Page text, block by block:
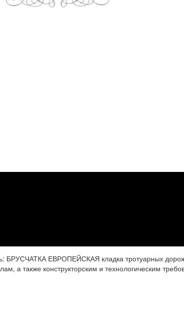
БРУСЧАТКА ЕВРОПЕЙСКАЯ кладка тротуарных
а также конструкторским и технологическим